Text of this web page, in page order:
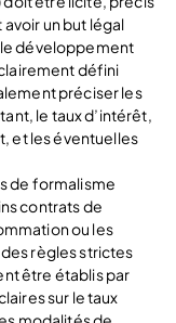
un but légal
le développement
défini
préciser les
le taux d’intérêt,
et les éventuelles
de formalisme
contrats de
ou les
règles strictes
être établis par
sur le taux